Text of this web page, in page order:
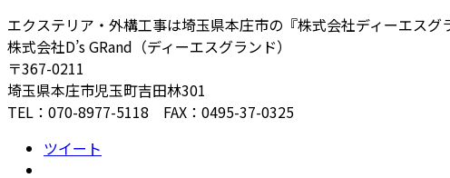
エクステリア・外構工事は埼玉県本庄市の『株式会社ディーエスグ
株式会社D’s GRand（ディーエスグランド）
〒367-0211
埼玉県本庄市児玉町吉田林301
TEL：070-8977-5118 FAX：0495-37-0325
ツイート